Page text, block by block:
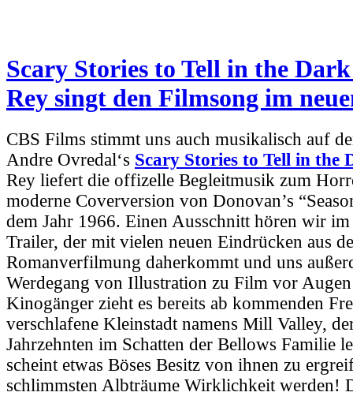
Scary Stories to Tell in the
Rey singt den Filmsong im
CBS Films stimmt uns auch musikalisch auf
Andre Ovredal‘s Scary Stories to Tell in the
Rey liefert die offizelle Begleitmusik zum
moderne Coverversion von Donovan’s
dem Jahr 1966. Einen Ausschnitt hören wir
Trailer, der mit vielen neuen Eindrücken aus
Romanverfilmung daherkommt und uns
Werdegang von Illustration zu Film vor
Kinogänger zieht es bereits ab kommenden
verschlafene Kleinstadt namens Mill Valley,
Jahrzehnten im Schatten der Bellows Familie
scheint etwas Böses Besitz von ihnen zu
schlimmsten Albträume Wirklichkeit werden!